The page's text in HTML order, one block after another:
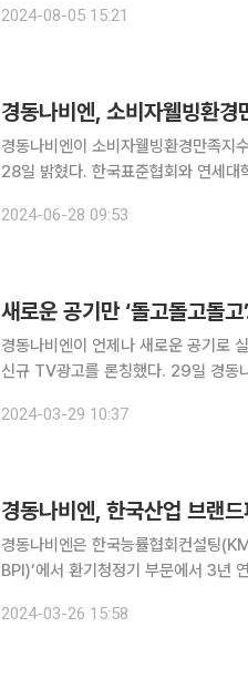
로 냉난방기 제조판매 부문 총매출은
2024-08-05 15:21
경동나비엔, 소비자웰빙환
경동나비엔이 소비자웰빙환경만족
28일 밝혔다. 한국표준협회와 연세대학교가 공동 개발한 소비자웰빙환경만족지수(KS-WEI)는 상
도다. 경동나비엔은 환기청정기 부문
2024-06-28 09:53
새로운 공기만 ‘돌고돌고돌
경동나비엔이 언제나 새로운 공기로
신규 TV광고를 론칭했다. 29일 경동나비엔 관계자는 "환기청정기 신규 TV광고 ‘돌고돌고돌고-환
체의 공기질을 제어할 수 있는 ‘환기
2024-03-29 10:37
경동나비엔, 한국산업 브랜
경동나비엔은 한국능률협회컨설팅
BPI)’에서 환기청정기 부문에서 3년 연속 1위로
큰 비중을 차지하는 제품과 서비스를
2024-03-26 15:58